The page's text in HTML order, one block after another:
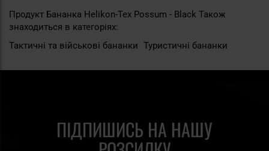
Продукт Бананка Helikon-Tex Possum - Black Також
знаходиться в категоріях:
Тактичні та військові бананки Туристичні бананки
ПІДПИШИСЬ НА НАШУ